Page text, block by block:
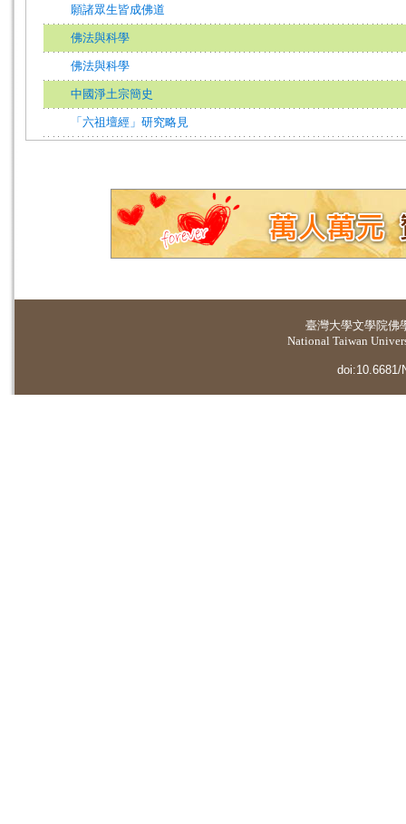
願諸眾生皆成佛道
佛法與科學
佛法與科學
中國淨土宗簡史
「六祖壇經」研究略見
臺灣大學文學院佛
National Taiwan
doi:10.6681/